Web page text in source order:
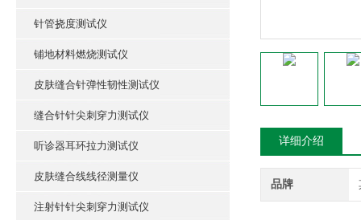
针管挠度测试仪
铺地材料燃烧测试仪
皮肤缝合针弹性韧性测试仪
缝合针针尖刺穿力测试仪
听诊器耳环拉力测试仪
皮肤缝合线线径测量仪
注射针针尖刺穿力测试仪
详细介绍
品牌